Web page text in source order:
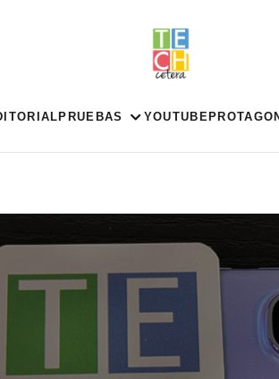
PRUEBAS YOUTUBE